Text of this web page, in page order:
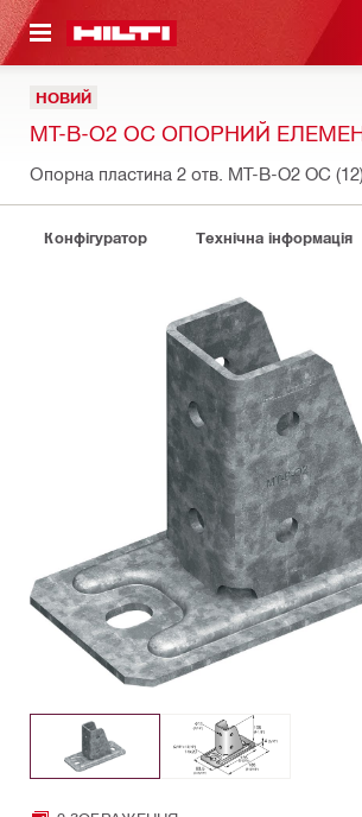
ЗМІСТУ
НОВИЙ
MT-B-O2 OC ОПОРНИЙ
Опорна пластина 2 отв. MT-B-O2 OC
Конфігуратор Технічна інформація